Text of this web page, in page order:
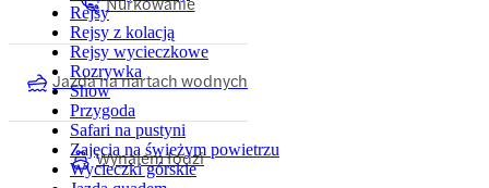
Rejsy
Rejsy z kolacją
Rejsy wycieczkowe
Rozrywka
Show
Przygoda
Safari na pustyni
Zajęcia na świeżym powietrzu
Wycieczki górskie
Jazda na nartach wodnych
Wynajem łodzi